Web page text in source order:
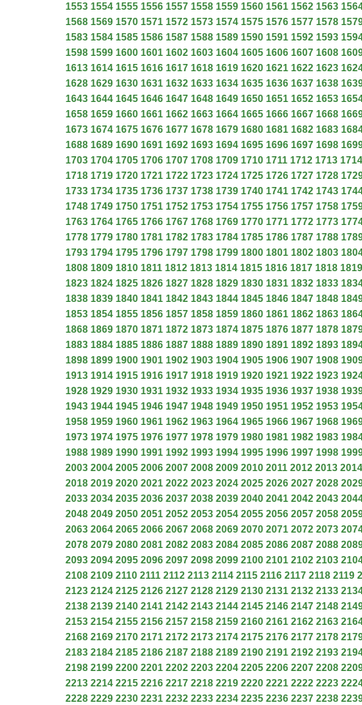
1553 1554 1555 1556 1557 1558 1559 1560 1561 1562 1563
1568 1569 1570 1571 1572 1573 1574 1575 1576 1577 1578
1583 1584 1585 1586 1587 1588 1589 1590 1591 1592 1593
1598 1599 1600 1601 1602 1603 1604 1605 1606 1607 1608
1613 1614 1615 1616 1617 1618 1619 1620 1621 1622 1623
1628 1629 1630 1631 1632 1633 1634 1635 1636 1637 1638
1643 1644 1645 1646 1647 1648 1649 1650 1651 1652 1653
1658 1659 1660 1661 1662 1663 1664 1665 1666 1667 1668
1673 1674 1675 1676 1677 1678 1679 1680 1681 1682 1683
1688 1689 1690 1691 1692 1693 1694 1695 1696 1697 1698
1703 1704 1705 1706 1707 1708 1709 1710 1711 1712 1713 1714
1718 1719 1720 1721 1722 1723 1724 1725 1726 1727 1728
1733 1734 1735 1736 1737 1738 1739 1740 1741 1742 1743
1748 1749 1750 1751 1752 1753 1754 1755 1756 1757 1758
1763 1764 1765 1766 1767 1768 1769 1770 1771 1772 1773
1778 1779 1780 1781 1782 1783 1784 1785 1786 1787 1788
1793 1794 1795 1796 1797 1798 1799 1800 1801 1802 1803
1808 1809 1810 1811 1812 1813 1814 1815 1816 1817 1818 1819
1823 1824 1825 1826 1827 1828 1829 1830 1831 1832 1833
1838 1839 1840 1841 1842 1843 1844 1845 1846 1847 1848
1853 1854 1855 1856 1857 1858 1859 1860 1861 1862 1863
1868 1869 1870 1871 1872 1873 1874 1875 1876 1877 1878
1883 1884 1885 1886 1887 1888 1889 1890 1891 1892 1893
1898 1899 1900 1901 1902 1903 1904 1905 1906 1907 1908
1913 1914 1915 1916 1917 1918 1919 1920 1921 1922 1923
1928 1929 1930 1931 1932 1933 1934 1935 1936 1937 1938
1943 1944 1945 1946 1947 1948 1949 1950 1951 1952 1953
1958 1959 1960 1961 1962 1963 1964 1965 1966 1967 1968
1973 1974 1975 1976 1977 1978 1979 1980 1981 1982 1983
1988 1989 1990 1991 1992 1993 1994 1995 1996 1997 1998
2003 2004 2005 2006 2007 2008 2009 2010 2011 2012 2013 2014
2018 2019 2020 2021 2022 2023 2024 2025 2026 2027 2028
2033 2034 2035 2036 2037 2038 2039 2040 2041 2042 2043
2048 2049 2050 2051 2052 2053 2054 2055 2056 2057 2058
2063 2064 2065 2066 2067 2068 2069 2070 2071 2072 2073
2078 2079 2080 2081 2082 2083 2084 2085 2086 2087 2088
2093 2094 2095 2096 2097 2098 2099 2100 2101 2102 2103
2108 2109 2110 2111 2112 2113 2114 2115 2116 2117 2118 2119
2123 2124 2125 2126 2127 2128 2129 2130 2131 2132 2133
2138 2139 2140 2141 2142 2143 2144 2145 2146 2147 2148
2153 2154 2155 2156 2157 2158 2159 2160 2161 2162 2163
2168 2169 2170 2171 2172 2173 2174 2175 2176 2177 2178
2183 2184 2185 2186 2187 2188 2189 2190 2191 2192 2193
2198 2199 2200 2201 2202 2203 2204 2205 2206 2207 2208
2213 2214 2215 2216 2217 2218 2219 2220 2221 2222 2223
2228 2229 2230 2231 2232 2233 2234 2235 2236 2237 2238